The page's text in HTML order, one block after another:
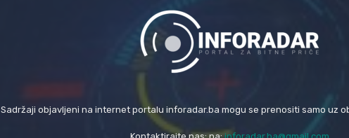
Sadržaji objavljeni na internet portalu inforadar.ba mogu se prenositi samo uz